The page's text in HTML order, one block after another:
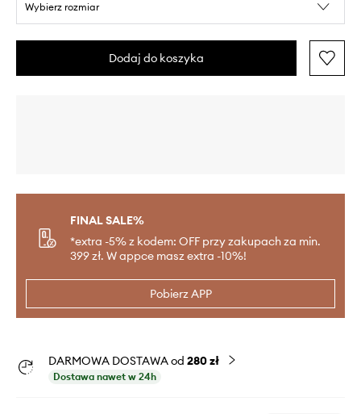
Wybierz rozmiar
Dodaj do koszyka
FINAL SALE%
*extra -5% z kodem: OFF przy zakupach za min.
399 zł. W appce masz extra -10%!
Pobierz APP
DARMOWA DOSTAWA od 280 zł
Dostawa nawet w 24h